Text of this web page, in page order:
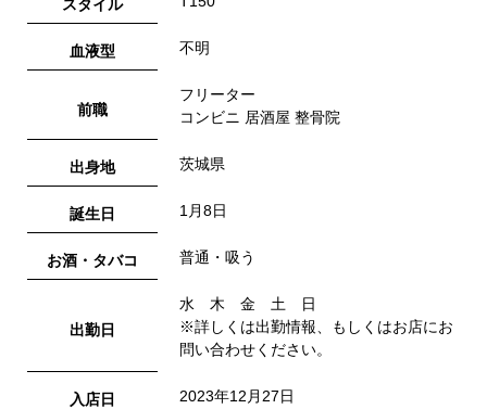
スタイル
血液型 不明
前職
フリーター
コンビニ 居酒屋 整骨院
出身地 茨城県
誕生日 1月8日
お酒・タバコ 普通・吸う
出勤日
水 木 金 土 日
※詳しくは出勤情報、もしくはお店にお
問い合わせください。
入店日 2023年12月27日